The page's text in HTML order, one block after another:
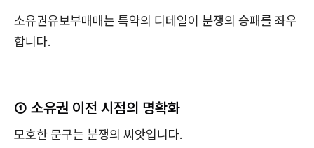
소유권유보부매매는 특약의 디테일이 분쟁의 승패를 좌우
합니다.
① 소유권 이전 시점의 명확화
모호한 문구는 분쟁의 씨앗입니다.